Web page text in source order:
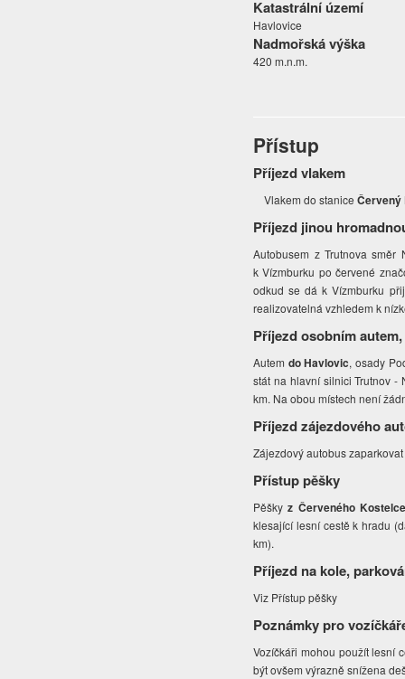
Katastrální území
Havlovice
Nadmořská výška
420 m.n.m.
Přístup
Příjezd vlakem
Vlakem do stanice
Příjezd jinou
Autobusem z Trutnova
k Vízmburku po červené
odkud se dá k Vízmburku
realizovatelná vzhledem k
Příjezd osobním
Autem do Havlovic, osady
stát na hlavní silnici Trutnov
km. Na obou místech není
Příjezd zájezdového
Zájezdový autobus
Přístup pěšky
Pěškyz Červeného
klesající lesní cestě k hradu
km).
Příjezd na kole,
Viz Přístup pěšky
Poznámky pro
Vozíčkáři mohou použít lesní
být ovšem výrazně snížena